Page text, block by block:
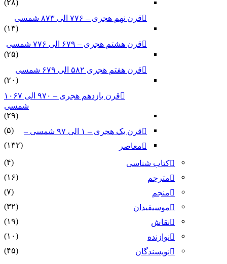
(۲۸)
قرن نهم هجری – ۷۷۶ الی ۸۷۳ شمسی
(۱۳)
قرن هشتم هجری – ۶۷۹ الی ۷۷۶ شمسی
(۲۵)
قرن هفتم هجری ۵۸۲ الی ۶۷۹ شمسی
(۲۰)
قرن یازدهم هجری – ۹۷۰ الی ۱۰۶۷
شمسی
(۲۹)
قرن یک هجری – ۱ الی ۹۷ شمسی –
(۵)
معاصر
(۱۳۲)
کتاب شناسی
(۴)
مترجم
(۱۶)
منجم
(۷)
موسیقیدان
(۳۲)
نقاش
(۱۹)
نوازنده
(۱۰)
نویسندگان
(۴۵)